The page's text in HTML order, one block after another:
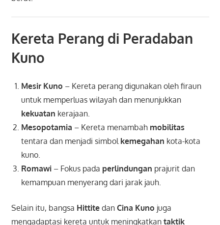
Kereta Perang di Peradaban
Kuno
Mesir Kuno – Kereta perang digunakan oleh firaun
untuk memperluas wilayah dan menunjukkan
kekuatan kerajaan.
Mesopotamia – Kereta menambah mobilitas
tentara dan menjadi simbol kemegahan kota-kota
kuno.
Romawi– Fokus pada perlindungan prajurit dan
kemampuan menyerang dari jarak jauh.
Selain itu, bangsa Hittitedan Cina Kuno juga
mengadaptasi kereta untuk meningkatkan taktik